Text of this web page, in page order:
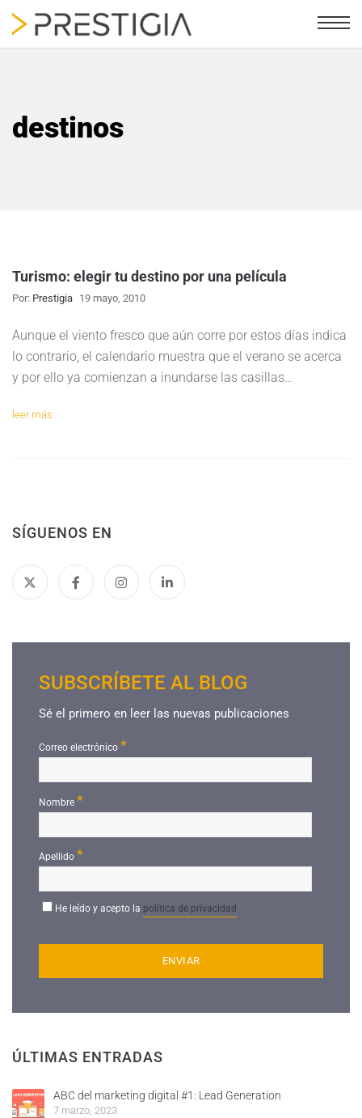
destinos
Turismo: elegir tu destino por una película
Por: Prestigia 19 mayo, 2010
Aunque el viento fresco que aún corre por estos días indica
lo contrario, el calendario muestra que el verano se acerca
y por ello ya comienzan a inundarse las casillas…
leer más
SÍGUENOS EN
SUBSCRÍBETE AL BLOG
Sé el primero en leer las nuevas publicaciones
Correo electrónico *
Nombre*
Apellido *
He leído y acepto la política de privacidad
ÚLTIMAS ENTRADAS
ABC del marketing digital #1: Lead Generation
7 marzo, 2023